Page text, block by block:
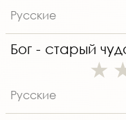
Русские
Бог - старый
Русские